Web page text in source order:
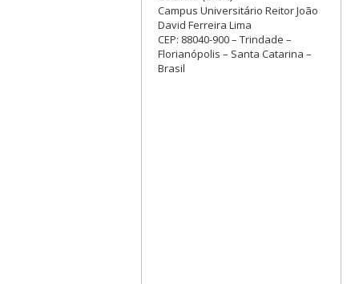
Campus Universitário Reitor João
David Ferreira Lima
CEP: 88040-900 – Trindade –
Florianópolis – Santa Catarina –
Brasil